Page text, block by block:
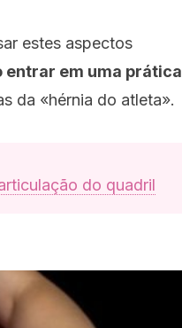
estes aspectos
entrar em uma prática
da «hérnia do atleta».
do quadril